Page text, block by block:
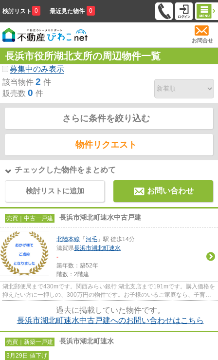
検討リスト 0 最近見た物件 0
お問合せ
長浜市役所湖北支所の周辺物件一覧
募集中のみ表示
該当物件 2 件
販売数 0 件
さらに条件を絞り込む
物件リクエスト
チェックした物件をまとめて
検討リストに追加 お問い合わせ
売買｜中古一戸建 長浜市湖北町速水中古戸建
北陸本線 「 河毛 」駅 徒歩14分
滋賀県長浜市湖北町速水
-
築年数：築52年
階数：2階建
湖北郵便局まで430mです。関西みらい銀行 湖北支店まで191mです。購入価格を
抑えたい方に一押しの、300万円の物件です。お子様のいるご家庭なら、子育て
過去に掲載していた物件です。
長浜市湖北町速水中古戸建へのお問い合わせはこちら
売買｜新築一戸建 長浜市湖北町速水
3月29日 値下げ